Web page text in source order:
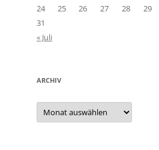
24
25 26 27 28 29
31
« Juli
ARCHIV
Archiv